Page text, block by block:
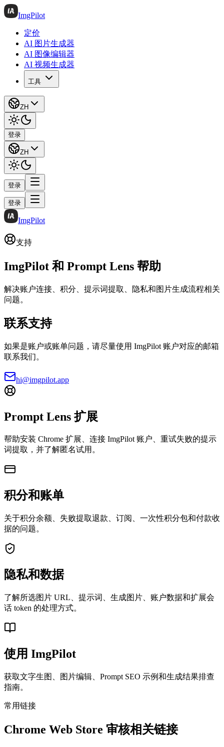
ImgPilot
定价
AI 图片生成器
AI 图像编辑器
AI 视频生成器
工具
ZH
登录
ZH
登录
登录
ImgPilot
支持
ImgPilot 和 Prompt Lens 帮助
解决账户连接、积分、提示词提取、隐私和图片生成流程相关
问题。
联系支持
如果是账户或账单问题，请尽量使用 ImgPilot 账户对应的邮箱
联系我们。
hi@imgpilot.app
Prompt Lens 扩展
帮助安装 Chrome 扩展、连接 ImgPilot 账户、重试失败的提示
词提取，并了解匿名试用。
积分和账单
关于积分余额、失败提取退款、订阅、一次性积分包和付款收
据的问题。
隐私和数据
了解所选图片 URL、提示词、生成图片、账户数据和扩展会
话 token 的处理方式。
使用 ImgPilot
获取文字生图、图片编辑、Prompt SEO 示例和生成结果排查
指南。
常用链接
Chrome Web Store 审核相关链接